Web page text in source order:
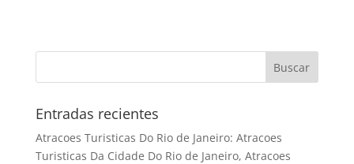
Entradas recientes
Atracoes Turisticas Do Rio de Janeiro: Atracoes
Turisticas Da Cidade Do Rio de Janeiro, Atracoes